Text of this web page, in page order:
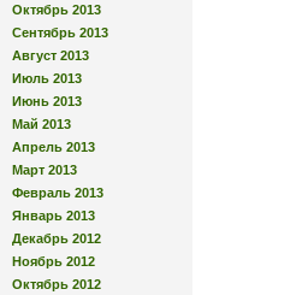
Октябрь 2013
Сентябрь 2013
Август 2013
Июль 2013
Июнь 2013
Май 2013
Апрель 2013
Март 2013
Февраль 2013
Январь 2013
Декабрь 2012
Ноябрь 2012
Октябрь 2012